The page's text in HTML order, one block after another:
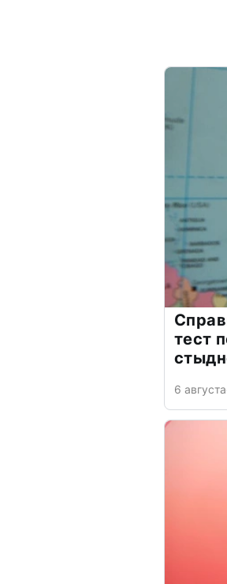
тест
6 августа